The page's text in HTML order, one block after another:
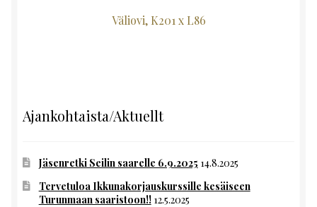
Väliovi, K201 x L86
Ajankohtaista/Aktuellt
Jäsenretki Seilin saarelle 6.9.2025 14.8.2025
Tervetuloa Ikkunakorjauskurssille kesäiseen
Turunmaan saaristoon!! 12.5.2025